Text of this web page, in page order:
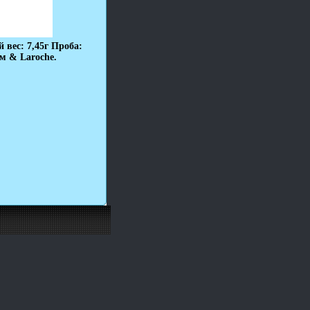
вес: 7,45г Проба:
& Laroche.